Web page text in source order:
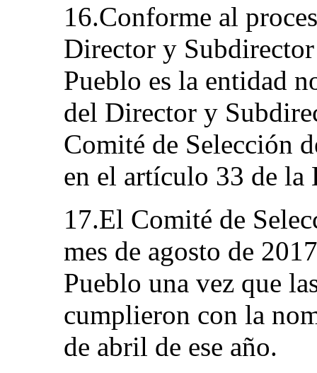
16.Conforme al
Director y
Pueblo es la entidad
del Director y
Comité de Selección
en el artículo 33 de la
17.El Comité de
mes de agosto de
Pueblo una vez que
cumplieron con la
de abril de ese año.